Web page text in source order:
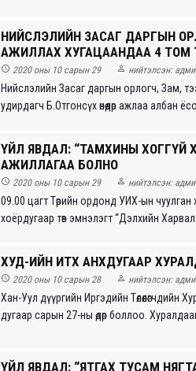
НИЙСЛЭЛИЙН ЗАСАГ ДАРГЫН
АЖИЛЛАХ ХУГАЦААНДАА 4 ТОМ
 2020 оны 10 сарын 29  нийтэлсэн:
Нийслэлийн Засаг даргын орлогч, Зам,
удирдагч Б.Отгонсүх өнөөдөр ажлаа албан
ҮЙЛ ЯВДАЛ: “ТАМХИНЫ ХОГГҮЙ
АЖИЛЛАГАА БОЛНО
 2020 оны 10 сарын 29  нийтэлсэн:
09.00 цагт Төрийн ордонд УИХ-ын
хоёрдугаар төв эмнэлэгт “Дэлхийн
ХУД-ИЙН ИТХ АНХДУГААР
 2020 оны 10 сарын 28  нийтэлсэн:
Хан-Уул дүүргийн Иргэдийн
дугаар сарын 27-ны өдөр боллоо.
ҮЙЛ ЯВДАЛ: “ЯТГАХ ТУСАМ